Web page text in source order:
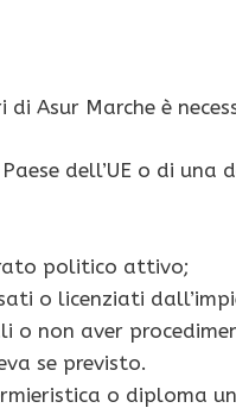
Asur Marche è
dell’UE o di una
politico attivo;
o licenziati
o non aver
se previsto.
o diploma